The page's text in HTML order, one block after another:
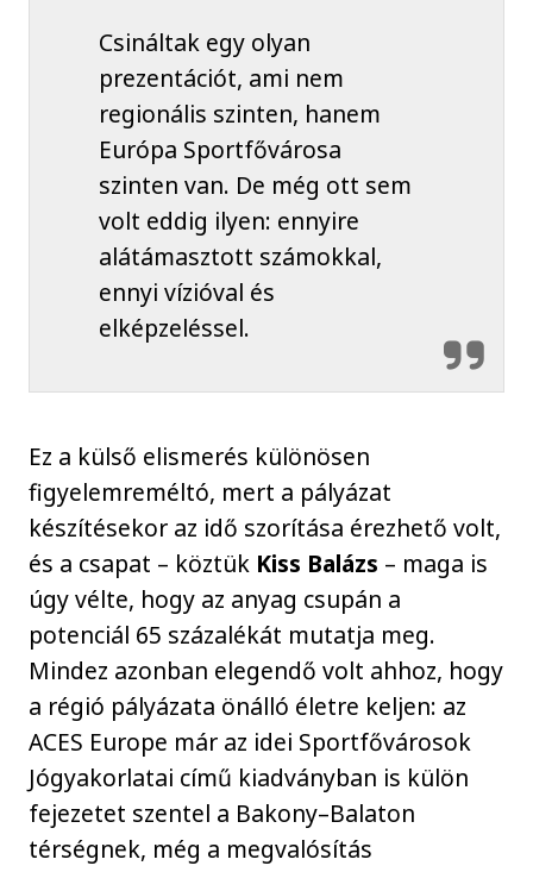
Csináltak egy olyan
prezentációt, ami nem
regionális szinten, hanem
Európa Sportfővárosa
szinten van. De még ott sem
volt eddig ilyen: ennyire
alátámasztott számokkal,
ennyi vízióval és
elképzeléssel.
Ez a külső elismerés különösen
figyelemreméltó, mert a pályázat
készítésekor az idő szorítása érezhető volt,
és a csapat – köztük Kiss Balázs – maga is
úgy vélte, hogy az anyag csupán a
potenciál 65 százalékát mutatja meg.
Mindez azonban elegendő volt ahhoz, hogy
a régió pályázata önálló életre keljen: az
ACES Europe már az idei Sportfővárosok
Jógyakorlatai című kiadványban is külön
fejezetet szentel a Bakony–Balaton
térségnek, még a megvalósítás